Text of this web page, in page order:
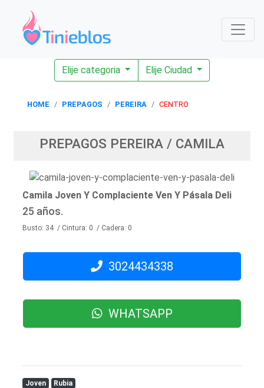
Elije categoria Elije Ciudad
HOME PREPAGOS PEREIRA CENTRO
PREPAGOS PEREIRA / CAMILA
Camila Joven Y Complaciente Ven Y Pásala Deli
25 años.
Busto: 34 / Cintura: 0 / Cadera: 0
3024434338
WHATSAPP
Joven Rubia